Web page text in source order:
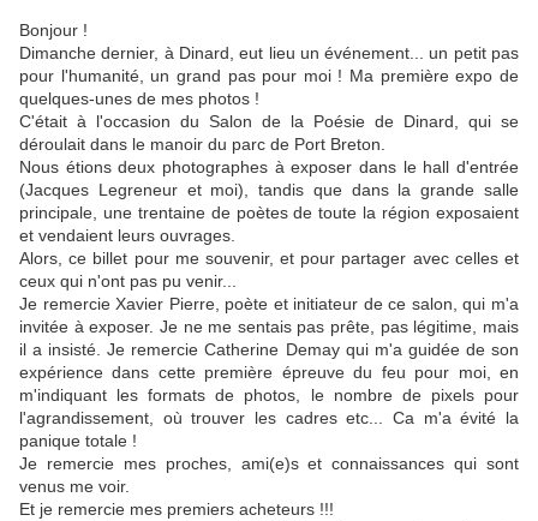
Bonjour !
Dimanche dernier, à Dinard, eut lieu un événement... un petit pas
pour l'humanité, un grand pas pour moi ! Ma première expo de
quelques-unes de mes photos !
C'était à l'occasion du Salon de la Poésie de Dinard, qui se
déroulait dans le manoir du parc de Port Breton.
Nous étions deux photographes à exposer dans le hall d'entrée
(Jacques Legreneur et moi), tandis que dans la grande salle
principale, une trentaine de poètes de toute la région exposaient
et vendaient leurs ouvrages.
Alors, ce billet pour me souvenir, et pour partager avec celles et
ceux qui n'ont pas pu venir...
Je remercie Xavier Pierre, poète et initiateur de ce salon, qui m'a
invitée à exposer. Je ne me sentais pas prête, pas légitime, mais
il a insisté. Je remercie Catherine Demay qui m'a guidée de son
expérience dans cette première épreuve du feu pour moi, en
m'indiquant les formats de photos, le nombre de pixels pour
l'agrandissement, où trouver les cadres etc... Ca m'a évité la
panique totale !
Je remercie mes proches, ami(e)s et connaissances qui sont
venus me voir.
Et je remercie mes premiers acheteurs !!!